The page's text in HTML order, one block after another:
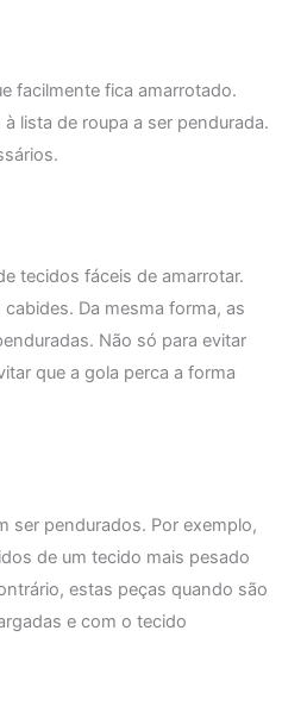
facilmente fica amarrotado.
lista de roupa a ser pendurada.
tecidos fáceis de amarrotar.
Da mesma forma, as
Não só para evitar
que a gola perca a forma
ser pendurados. Por exemplo,
de um tecido mais pesado
estas peças quando são
e com o tecido